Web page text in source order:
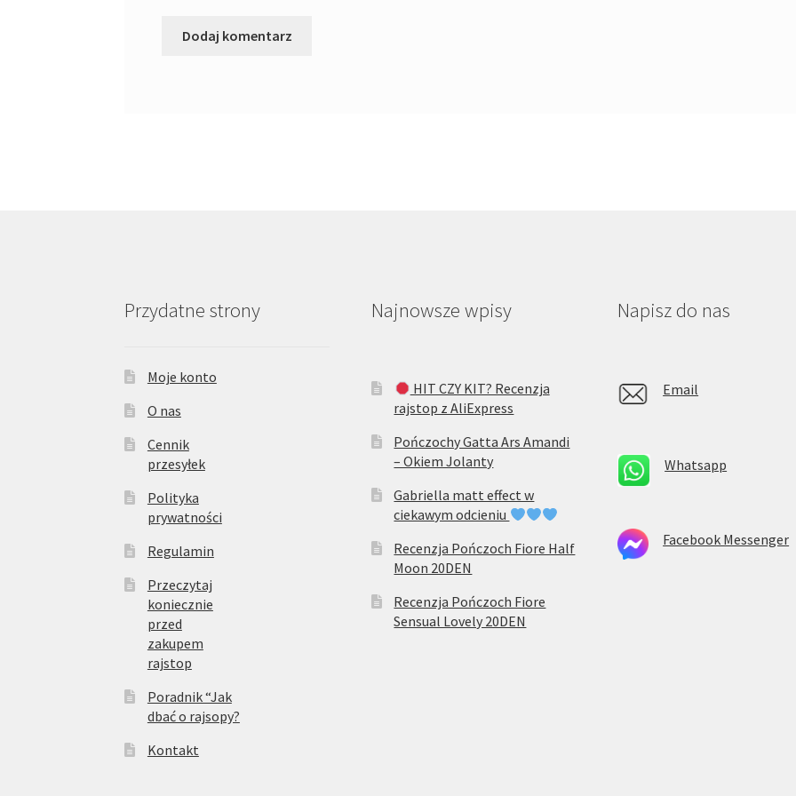
Przydatne strony
Moje konto
O nas
Cennik
przesyłek
Polityka
prywatności
Regulamin
Przeczytaj
koniecznie
przed
zakupem
rajstop
Poradnik “Jak
dbać o rajsopy?
Kontakt
Najnowsze wpisy
HIT CZY KIT? Recenzja
rajstop z AliExpress
Pończochy Gatta Ars Amandi
– Okiem Jolanty
Gabriella matt effect w
ciekawym odcieniu
Recenzja Pończoch Fiore Half
Moon 20DEN
Recenzja Pończoch Fiore
Sensual Lovely 20DEN
Napisz do nas
Email
Whatsapp
Facebook Messenger